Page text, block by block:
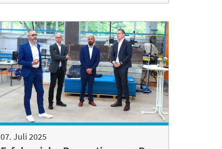
07. Juli 2025